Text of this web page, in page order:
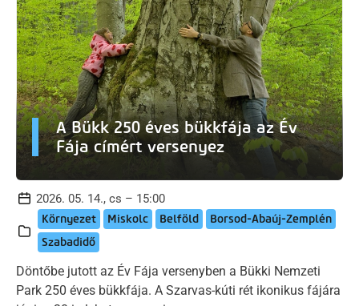
A Bükk 250 éves bükkfája az Év
Fája címért versenyez
2026. 05. 14., cs – 15:00
Környezet Miskolc Belföld
Borsod-Abaúj-Zemplén
Szabadidő
Döntőbe jutott az Év Fája versenyben a Bükki Nemzeti
Park 250 éves bükkfája. A Szarvas-kúti rét ikonikus fájára